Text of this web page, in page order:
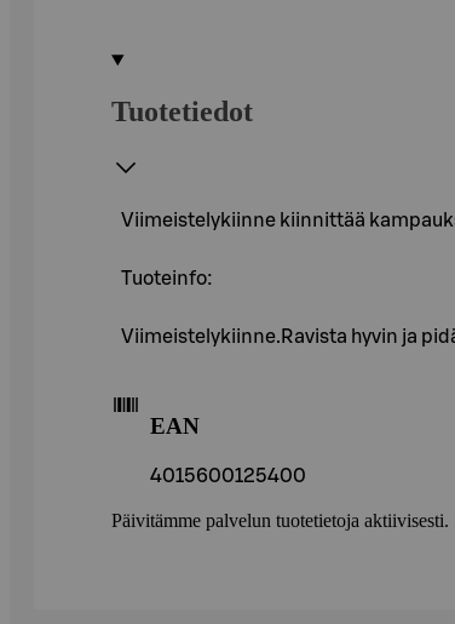
Tuotetiedot
Viimeistelykiinne kiinnittää
Tuoteinfo:
Viimeistelykiinne.Ravista hyvin ja
EAN
4015600125400
Päivitämme palvelun tuotetietoja